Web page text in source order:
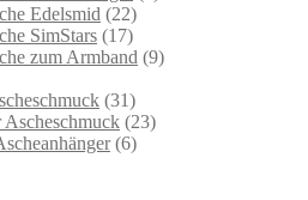
Edelsmid (22)
SimStars (17)
zum Armband (9)
(31)
(23)
(6)